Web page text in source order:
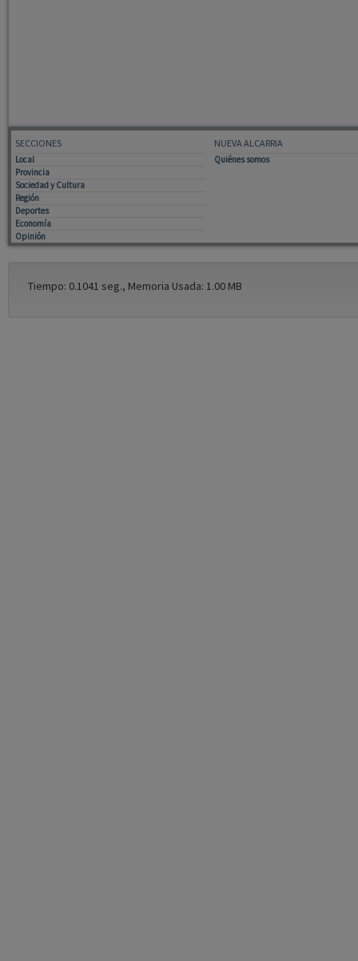
SECCIONES
Local
Provincia
Sociedad y Cultura
Región
Deportes
Economía
Opinión
NUEVA ALCARRIA
Quiénes somos
Tiempo: 0.1041 seg., Memoria Usada: 1.00 MB